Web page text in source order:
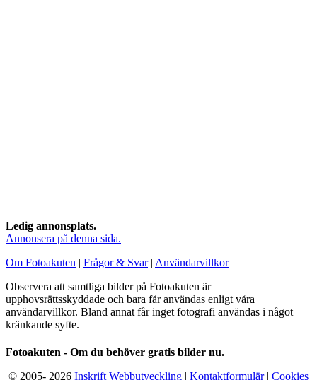
Ledig annonsplats.
Annonsera på denna sida.
Om Fotoakuten | Frågor & Svar| Användarvillkor
Observera att samtliga bilder på Fotoakuten är
upphovsrättsskyddade och bara får användas enligt våra
användarvillkor. Bland annat får inget fotografi användas i något
kränkande syfte.
Fotoakuten - Om du behöver gratis bilder nu.
© 2005- 2026 Inskrift Webbutveckling | Kontaktformulär| Cookies